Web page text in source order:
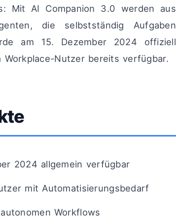
Mit AI Companion 3.0 werden aus
die selbstständig Aufgaben
am 15. Dezember 2024 offiziell
Nutzer bereits verfügbar.
2024 allgemein verfügbar
mit Automatisierungsbedarf
Workflows